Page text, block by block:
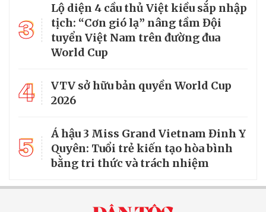
3
Lộ diện 4 cầu thủ Việt kiều sắp nhập
tịch: “Cơn gió lạ” nâng tầm Đội
tuyển Việt Nam trên đường đua
World Cup
4
VTV sở hữu bản quyền World Cup
2026
5
Á hậu 3 Miss Grand Vietnam Đinh Y
Quyên: Tuổi trẻ kiến tạo hòa bình
bằng tri thức và trách nhiệm